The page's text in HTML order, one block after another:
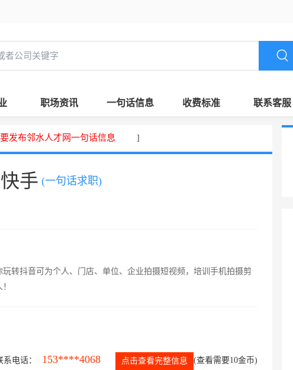
职场资讯 一句话信息 收费标准 联系客服
发布邻水人才网一句话信息 ]
手 (一句话求职)
转抖音可为个人、门店、单位、企业拍摄短视频，培训手机拍摄剪
系电话： 153****4068 点击查看完整信息 (查看需要10金币)